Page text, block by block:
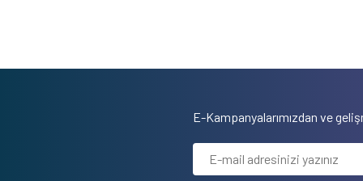
E-Kampanyalarımızdan ve